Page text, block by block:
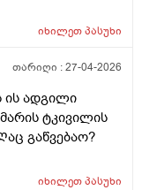
იხილეთპასუხი
თარიღი :27-04-2026
ის ადგილი
ტკივილის
გაწვებაო?
იხილეთპასუხი